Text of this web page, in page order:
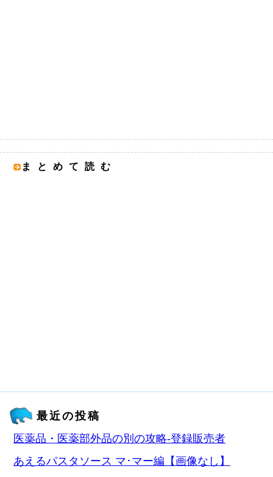
まとめて読む
最近の投稿
医薬品・医薬部外品の別の攻略‐登録販売者
あえるパスタソース マ･マー編【画像なし】